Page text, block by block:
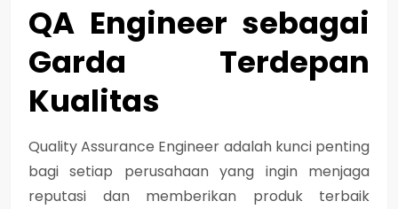
QA Engineer sebagai
Garda Terdepan
Kualitas
Quality Assurance Engineer adalah kunci penting
bagi setiap perusahaan yang ingin menjaga
reputasi dan memberikan produk terbaik